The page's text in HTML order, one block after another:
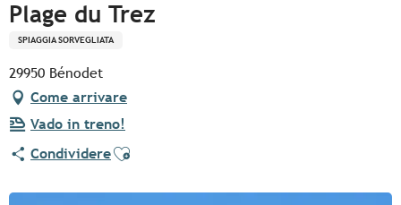
Plage du Trez
SPIAGGIA SORVEGLIATA
29950 Bénodet
Come arrivare
Vado in treno!
CondividereAjouter aux favoris